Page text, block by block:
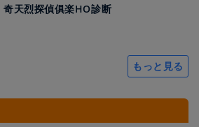
奇天烈探偵俱楽HO診断
もっと見る